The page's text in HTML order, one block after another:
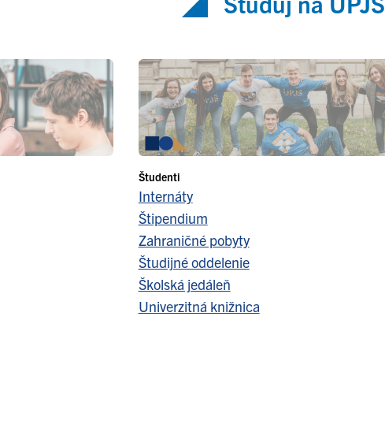
Študenti
Internáty
Štipendium
Zahraničné pobyty
Študijné oddelenie
Školská jedáleň
Univerzitná knižnica